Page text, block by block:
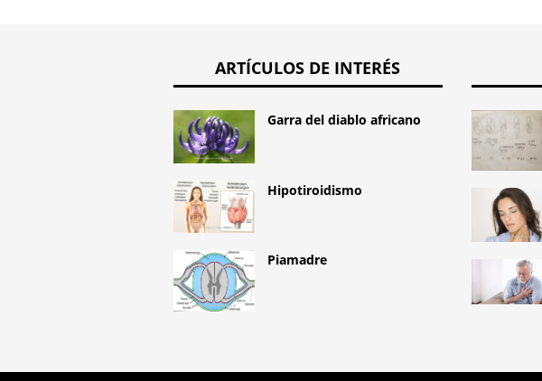
ARTÍCULOS DE INTERÉS
Garra del diablo africano
Hipotiroidismo
Piamadre